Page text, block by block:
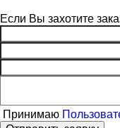
Если Вы захотите
Принимаю